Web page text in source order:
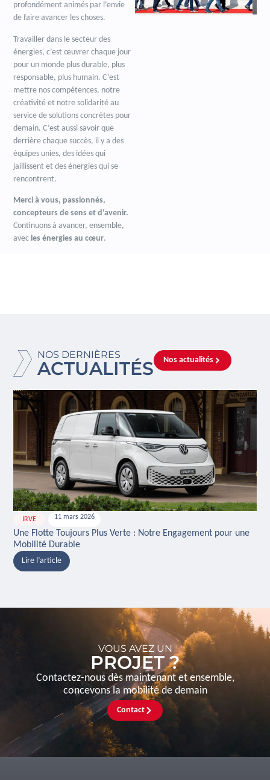
profondément animés par l’envie
de faire avancer les choses.
Travailler dans le secteur des
énergies, c’est œuvrer chaque jour
pour un monde plus durable, plus
responsable, plus humain. C’est
mettre nos compétences, notre
créativité et notre solidarité au
service de solutions concrètes pour
demain. C’est aussi savoir que
derrière chaque succès, il y a des
équipes unies, des idées qui
jaillissent et des énergies qui se
rencontrent.
Merci à vous, passionnés,
concepteurs de sens et d’avenir.
Continuons à avancer, ensemble,
avec les énergies au cœur.
NOS DERNIÈRES
ACTUALITÉS Nos actualités
IRVE 11 mars 2026
Une Flotte Toujours Plus Verte : Notre Engagement pour une
Mobilité Durable
Lire l’article
VOUS AVEZ UN
PROJET ?
Contactez-nous dès maintenant et ensemble,
concevons la mobilité de demain
Contact